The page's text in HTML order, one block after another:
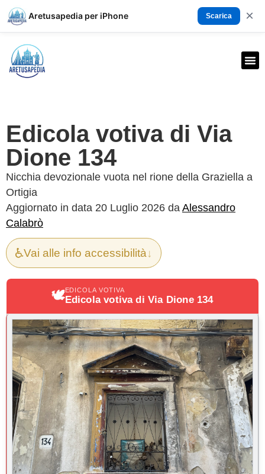
Aretusapedia per iPhone Scarica ×
Edicola votiva di Via
Dione 134
Nicchia devozionale vuota nel rione della Graziella a
Ortigia
Aggiornato in data 20 Luglio 2026 da Alessandro
Calabrò
♿Vai alle info accessibilità↓
🕊EDICOLA VOTIVA
Edicola votiva di Via Dione 134